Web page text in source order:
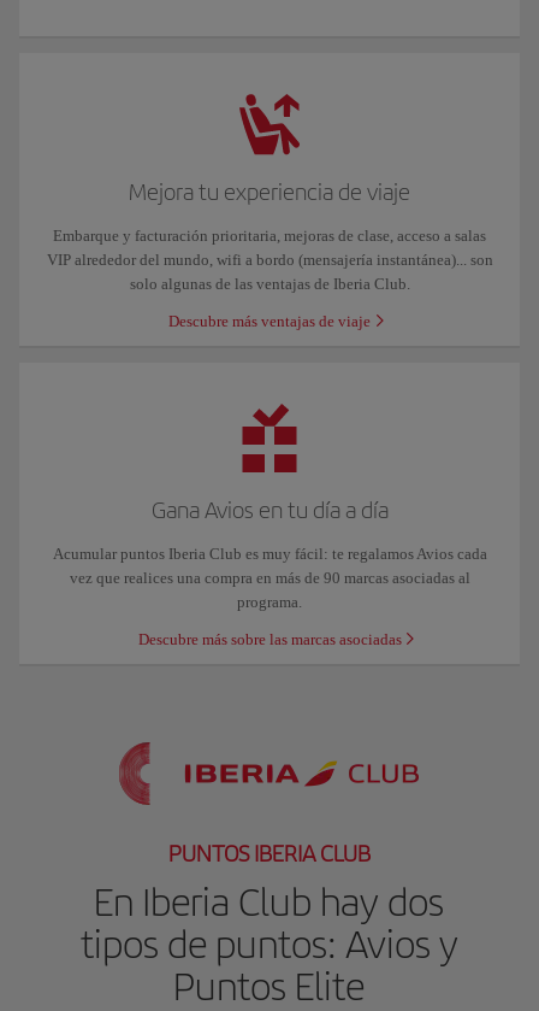
Mejora tu experiencia de viaje
Embarque y facturación prioritaria, mejoras de clase, acceso a salas
VIP alrededor del mundo, wifi a bordo (mensajería instantánea)... son
solo algunas de las ventajas de Iberia Club.
Descubre más ventajas de viaje
Gana Avios en tu día a día
Acumular puntos Iberia Club es muy fácil: te regalamos Avios cada
vez que realices una compra en más de 90 marcas asociadas al
programa.
Descubre más sobre las marcas asociadas
PUNTOS IBERIA CLUB
En Iberia Club hay dos
tipos de puntos: Avios y
Puntos Elite